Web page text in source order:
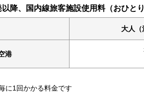
降、国内線旅客施設使用料（おひと
大人（
港
に1回かかる料金です